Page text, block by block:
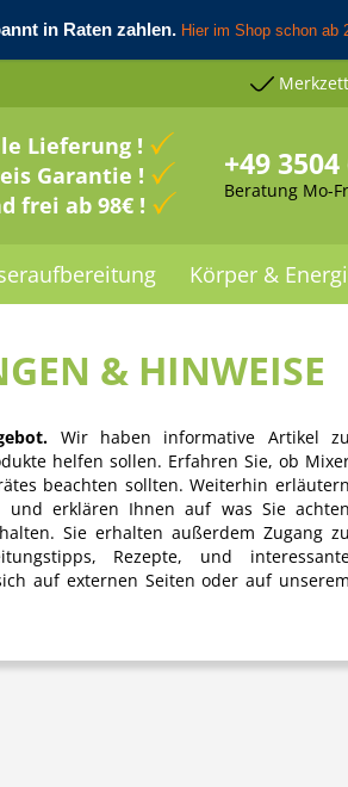
Lieferung !
Garantie !
frei ab 98€ !
+49
Beratung Mo-
Körper &
& HINWEISE
Wir haben informative Artikel zu
helfen sollen. Erfahren Sie, ob
beachten sollten. Weiterhin erläutern
und erklären Ihnen auf was Sie achten
Sie erhalten außerdem Zugang zu
Rezepte, und
auf externen Seiten oder auf unserem